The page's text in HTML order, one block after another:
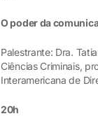
O poder da
Palestrante: Dra.
Ciências Criminais,
Interamericana de
20h